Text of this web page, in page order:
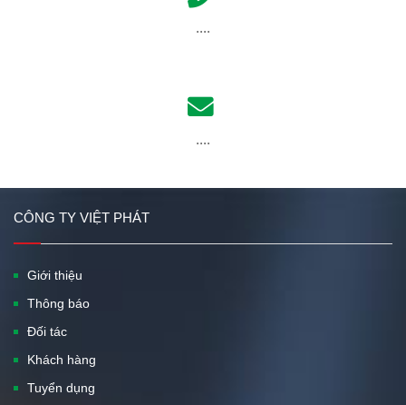
....
....
CÔNG TY VIỆT PHÁT
Giới thiệu
Thông báo
Đối tác
Khách hàng
Tuyển dụng